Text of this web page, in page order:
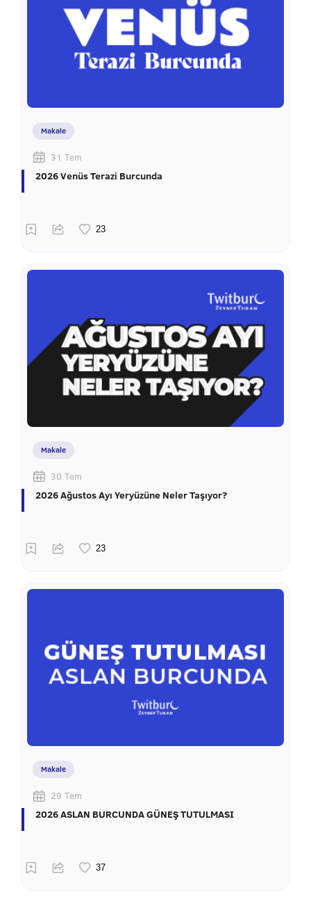
Makale
31 Tem
2026 Venüs Terazi Burcunda
Makale
30 Tem
2026 Ağustos Ayı Yeryüzüne Neler Taşıyor?
Makale
29 Tem
2026 ASLAN BURCUNDA GÜNEŞ TUTULMASI